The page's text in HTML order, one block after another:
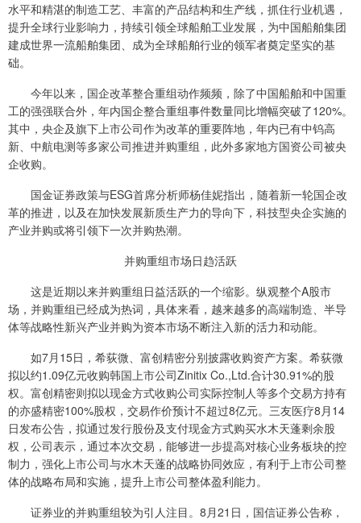
水平和精湛的制造工艺、丰富的产品结构和生产线，抓住行业机遇，
提升全球行业影响力，持续引领全球船舶工业发展，为中国船舶集团
建成世界一流船舶集团、成为全球船舶行业的领军者奠定坚实的基
础。
今年以来，国企改革整合重组动作频频，除了中国船舶和中国重
工的强强联合外，年内国企整合重组事件数量同比增幅突破了120%。
其中，央企及旗下上市公司作为改革的重要阵地，年内已有中钨高
新、中航电测等多家公司推进并购重组，此外多家地方国资公司被央
企收购。
国金证券政策与ESG首席分析师杨佳妮指出，随着新一轮国企改
革的推进，以及在加快发展新质生产力的导向下，科技型央企实施的
产业并购或将引领下一次并购热潮。
并购重组市场日趋活跃
这是近期以来并购重组日益活跃的一个缩影。纵观整个A股市
场，并购重组已经成为热词，具体来看，越来越多的高端制造、半导
体等战略性新兴产业并购为资本市场不断注入新的活力和动能。
如7月15日，希荻微、富创精密分别披露收购资产方案。希荻微
拟以约1.09亿元收购韩国上市公司Zinitix Co.,Ltd.合计30.91%的股
权。富创精密则拟以现金方式收购公司实际控制人等多个交易方持有
的亦盛精密100%股权，交易作价预计不超过8亿元。三友医疗8月14
日发布公告，拟通过发行股份及支付现金方式购买水木天蓬剩余股
权，公司表示，通过本次交易，能够进一步提高对核心业务板块的控
制力，强化上市公司与水木天蓬的战略协同效应，有利于上市公司整
体的战略布局和实施，提升上市公司整体盈利能力。
证券业的并购重组较为引人注目。8月21日，国信证券公告称，